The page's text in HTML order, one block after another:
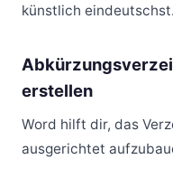
künstlich eindeutschst.
erstellen
Word hilft dir, das
ausgerichtet